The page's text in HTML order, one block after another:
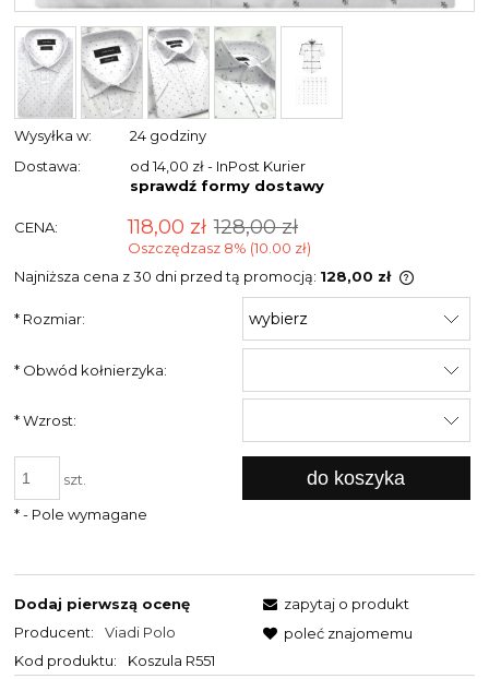
Wysyłka w:
24 godziny
Dostawa:
od 14,00 zł - InPost Kurier
sprawdź formy dostawy
CENA: 118,00 zł 128,00 zł
Oszczędzasz 8% (10.00 zł)
Najniższa cena z 30 dni przed tą promocją: 128,00 zł
Jeżeli
niż 30
cena od
* Rozmiar:
* Obwód kołnierzyka:
*Wzrost:
szt. do koszyka
*- Pole wymagane
Dodaj pierwszą ocenę
Producent:
Viadi Polo
Kod produktu:
Koszula R551
zapytaj o produkt
poleć znajomemu